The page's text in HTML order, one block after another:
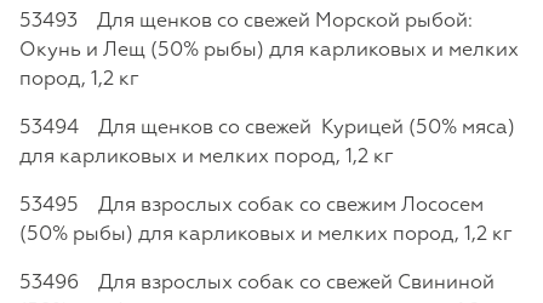
53493 Для щенков со свежей Морской рыбой:
Окунь и Лещ (50% рыбы) для карликовых и мелких
пород, 1,2 кг
53494 Для щенков со свежей Курицей (50% мяса)
для карликовых и мелких пород, 1,2 кг
53495 Для взрослых собак со свежим Лососем
(50% рыбы) для карликовых и мелких пород, 1,2 кг
53496 Для взрослых собак со свежей Свининой